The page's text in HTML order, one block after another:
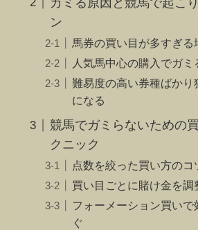
ン
馬券の買い目が多すぎる
人気馬中心の購入でガミ
難易度の高い券種ばかり
になる
競馬でガミらないための
クニック
点数を絞った買い方のコ
買い目ごとに賭け金を調
フォーメーション買い
ぐ